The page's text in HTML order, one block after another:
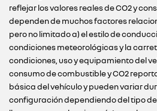
reflejar los valores reales de CO2 y
dependen de muchos factores
pero no limitado a) el estilo de
condiciones meteorológicas y la
condiciones, uso y equipamiento del
consumo de combustible y CO2
básica del vehículo y pueden variar
configuración dependiendo del tipo